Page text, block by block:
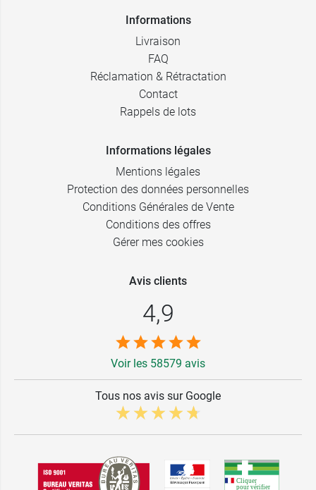
Informations
Livraison
FAQ
Réclamation & Rétractation
Contact
Rappels de lots
Informations légales
Mentions légales
Protection des données personnelles
Conditions Générales de Vente
Conditions des offres
Gérer mes cookies
Avis clients
4,9
Voir les 58579 avis
Tous nos avis sur Google